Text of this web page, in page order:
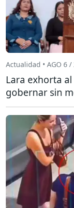
Actualidad • AGO 6 /
Lara exhorta
gobernar sin